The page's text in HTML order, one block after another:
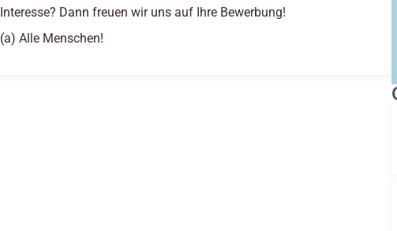
Interesse? Dann freuen wir uns auf Ihre Bewerbung!
(a) Alle Menschen!